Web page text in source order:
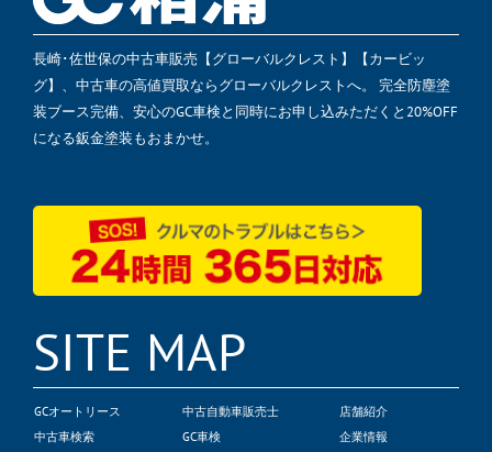
長崎･佐世保の中古車販売【グローバルクレスト】【カービッ
グ】、中古車の高値買取ならグローバルクレストへ。 完全防塵塗
装ブース完備、安心のGC車検と同時にお申し込みただくと20%OFF
になる鈑金塗装もおまかせ。
SITE MAP
GCオートリース
中古車検索
中古自動車販売士
GC車検
店舗紹介
企業情報